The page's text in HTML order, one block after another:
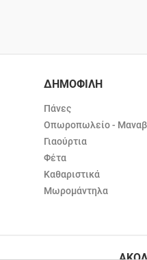
ΔΗΜΟΦΙΛΗ
Πάνες
Οπωροπωλείο -
Γιαούρτια
Φέτα
Καθαριστικά
Μωρομάντηλα